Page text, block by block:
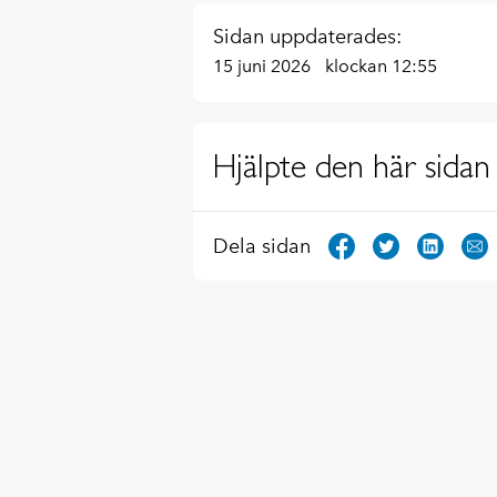
Sidan uppdaterades:
15 juni 2026 klockan 12:55
Hjälpte den här sidan
Dela sidan